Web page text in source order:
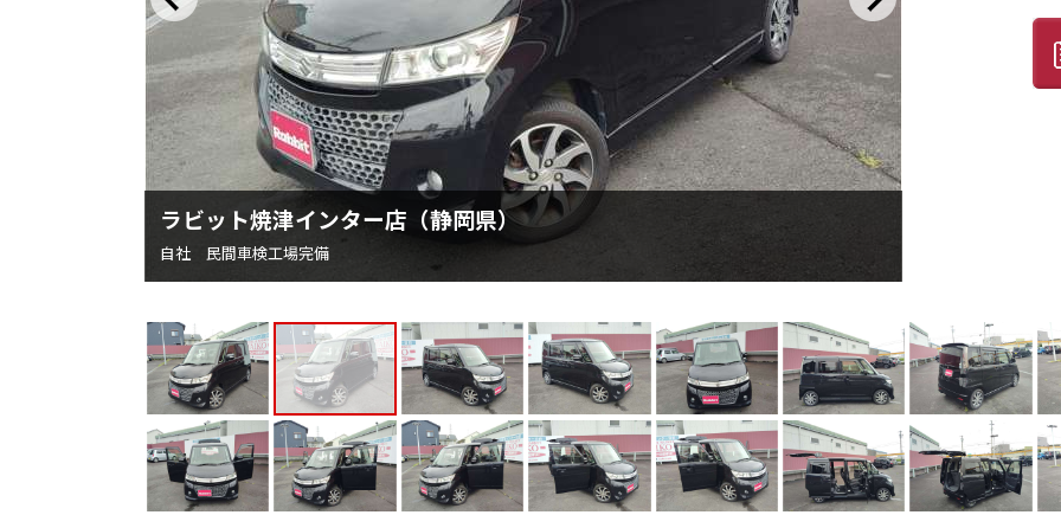
ラビット焼津インター店（静岡県）
自社 民間車検工場完備